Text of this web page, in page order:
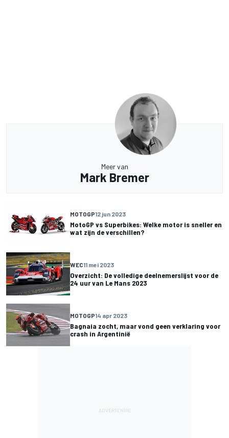
Meer van
Mark Bremer
MOTOGP12 jun 2023
MotoGP vs Superbikes: Welke motor is sneller en
wat zijn de verschillen?
WEC11 mei 2023
Overzicht: De volledige deelnemerslijst voor de
24 uur van Le Mans 2023
MOTOGP14 apr 2023
Bagnaia zocht, maar vond geen verklaring voor
crash in Argentinië